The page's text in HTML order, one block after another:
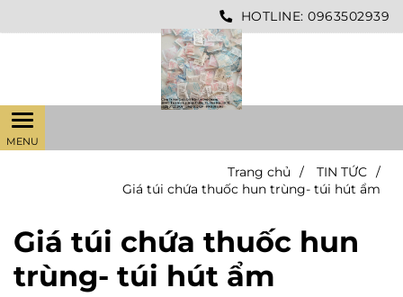
HOTLINE: 0963502939
Trang chủ / TIN TỨC /
Giá túi chứa thuốc hun trùng- túi hút ẩm
Giá túi chứa thuốc hun
trùng- túi hút ẩm